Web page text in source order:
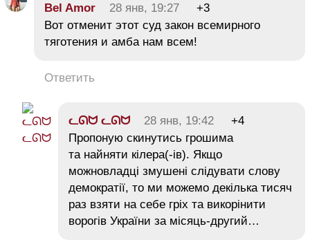
Bel Amor 28 янв, 19:27
+3
Вот отменит этот суд закон всемирного
тяготения и амба нам всем!
Ответить
ᓚᘏᗢ ᓚᘏᗢ 28 янв, 19:42
+4
Пропоную скинутись грошима
та найняти кілера(-ів). Якщо
можновладці змушені слідувати слову
демократії, то ми можемо декілька тисяч
раз взяти на себе гріх та викорінити
ворогів України за місяць-другий…